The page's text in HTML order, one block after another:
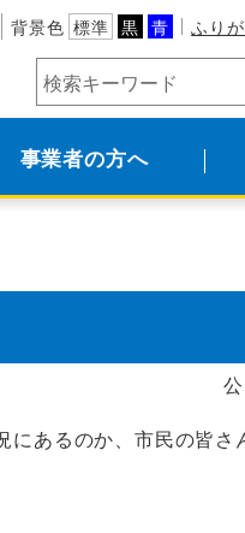
背景色 標準 黒 青 ふり
事業者の方へ
あるのか、市民の皆さ